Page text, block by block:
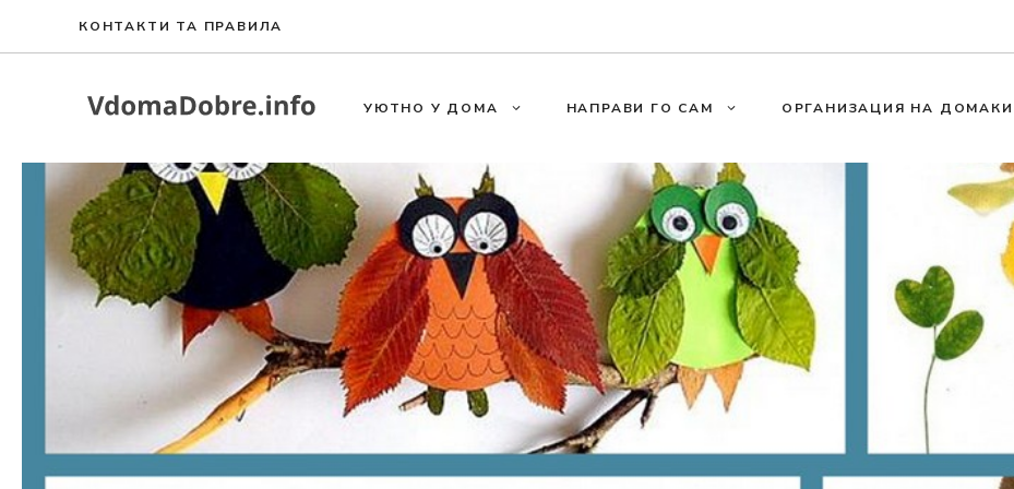
КОНТАКТИ ТА ПРАВИЛА
УЮТНО У ДОМА НАПРАВИ ГО САМ ОРГАНИЗАЦИЯ НА